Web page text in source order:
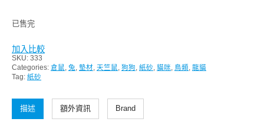
已售完
加入比較
SKU: 333
Categories: 倉鼠 兔 墊材 天竺鼠 狗狗 紙砂 貓咪 鳥類 龍貓
Tag: 紙砂
描述 額外資訊 Brand